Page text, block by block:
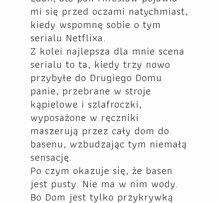
mi się przed oczami natychmiast,
kiedy wspomnę sobie o tym
serialu Netflixa.
Z kolei najlepsza dla mnie scena
serialu to ta, kiedy trzy nowo
przybyłe do Drugiego Domu
panie, przebrane w stroje
kąpielowe i szlafroczki,
wyposażone w ręczniki
maszerują przez cały dom do
basenu, wzbudzając tym niemałą
sensację.
Po czym okazuje się, że basen
jest pusty. Nie ma w nim wody.
Bo Dom jest tylko przykrywką